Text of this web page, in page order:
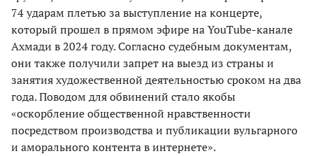
74 ударам плетью за выступление на концерте,
который прошел в прямом эфире на YouTube-канале
Ахмади в 2024 году. Согласно судебным документам,
они также получили запрет на выезд из страны и
занятия художественной деятельностью сроком на два
года. Поводом для обвинений стало якобы
«оскорбление общественной нравственности
посредством производства и публикации вульгарного
и аморального контента в интернете».